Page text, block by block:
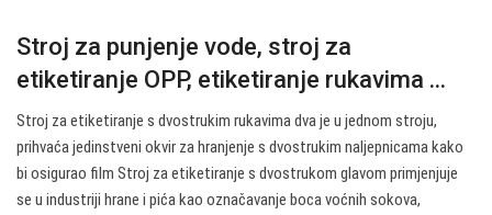
Stroj za punjenje vode, stroj za
etiketiranje OPP, etiketiranje rukavima ...
Stroj za etiketiranje s dvostrukim rukavima dva je u jednom stroju,
prihvaća jedinstveni okvir za hranjenje s dvostrukim naljepnicama kako
bi osigurao film Stroj za etiketiranje s dvostrukom glavom primjenjuje
se u industriji hrane i pića kao označavanje boca voćnih sokova,